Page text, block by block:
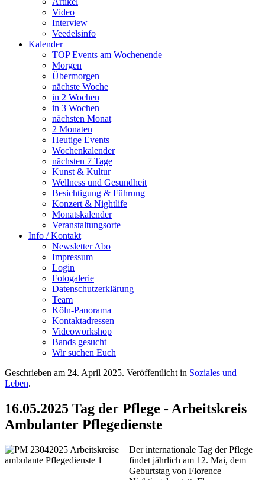
Video
Interview
Veedelsinfo
Kalender
TOP Events am Wochenende
Morgen
Übermorgen
nächste Woche
in 2 Wochen
in 3 Wochen
nächsten Monat
2 Monaten
Heutige Events
Wochenkalender
nächsten 7 Tage
Kunst & Kultur
Wellness und Gesundheit
Besichtigung & Führung
Konzert & Nightlife
Monatskalender
Veranstaltungsorte
Info / Kontakt
Newsletter Abo
Impressum
Login
Fotogalerie
Datenschutzerklärung
Team
Köln-Panorama
Kontaktadressen
Videoworkshop
Bands gesucht
Wir suchen Euch
Geschrieben am 24. April 2025. Veröffentlicht in Soziales und
Leben.
16.05.2025 Tag der Pflege - Arbeitskreis
Ambulanter Pflegedienste
Der internationale Tag der Pflege
findet jährlich am 12. Mai, dem
Geburtstag von Florence